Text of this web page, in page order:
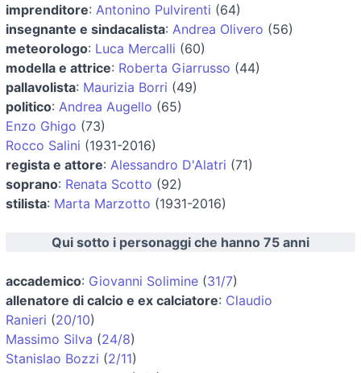
imprenditore: Antonino Pulvirenti (64)
insegnante e sindacalista: Andrea Olivero (56)
meteorologo: Luca Mercalli (60)
modella e attrice: Roberta Giarrusso (44)
pallavolista: Maurizia Borri (49)
politico: Andrea Augello (65)
Enzo Ghigo (73)
Rocco Salini (1931-2016)
regista e attore: Alessandro D'Alatri (71)
soprano: Renata Scotto (92)
stilista: Marta Marzotto (1931-2016)
Qui sotto i personaggi che hanno 75 anni
accademico: Giovanni Solimine (31/7)
allenatore di calcio e ex calciatore: Claudio
Ranieri (20/10)
Massimo Silva (24/8)
Stanislao Bozzi (2/11)